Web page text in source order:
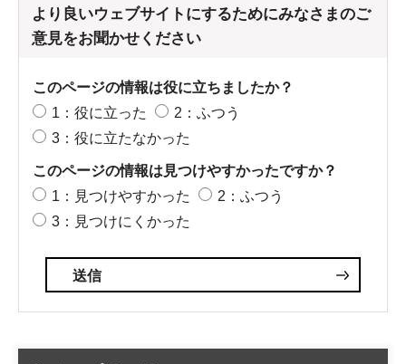
より良いウェブサイトにするためにみなさまのご
意見をお聞かせください
このページの情報は役に立ちましたか？
1：役に立った
2：ふつう
3：役に立たなかった
このページの情報は見つけやすかったですか？
1：見つけやすかった
2：ふつう
3：見つけにくかった